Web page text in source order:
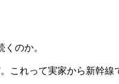
のか。
これって実家から新幹